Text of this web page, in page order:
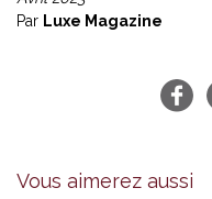
Par Luxe Magazine
Vous aimerez aussi